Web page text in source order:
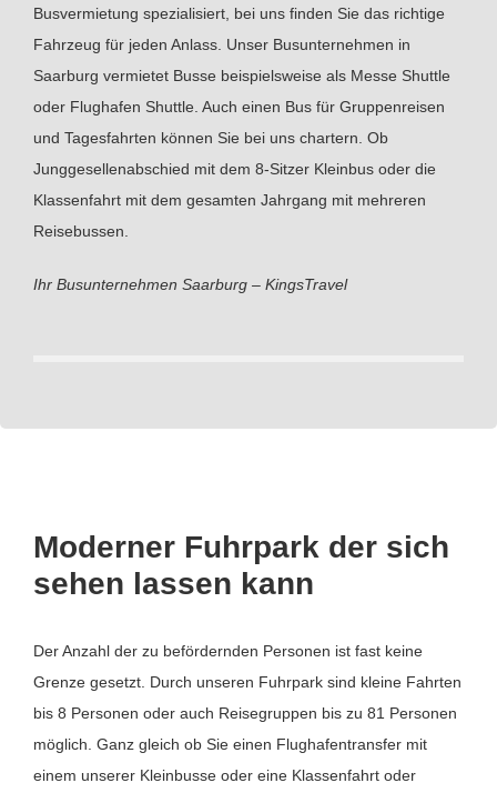
Busvermietung spezialisiert, bei uns finden Sie das richtige
Fahrzeug für jeden Anlass. Unser Busunternehmen in
Saarburg vermietet Busse beispielsweise als Messe Shuttle
oder Flughafen Shuttle. Auch einen Bus für Gruppenreisen
und Tagesfahrten können Sie bei uns chartern. Ob
Junggesellenabschied mit dem 8-Sitzer Kleinbus oder die
Klassenfahrt mit dem gesamten Jahrgang mit mehreren
Reisebussen.
Ihr Busunternehmen Saarburg – KingsTravel
Moderner Fuhrpark der sich
sehen lassen kann
Der Anzahl der zu befördernden Personen ist fast keine
Grenze gesetzt. Durch unseren Fuhrpark sind kleine Fahrten
bis 8 Personen oder auch Reisegruppen bis zu 81 Personen
möglich. Ganz gleich ob Sie einen Flughafentransfer mit
einem unserer Kleinbusse oder eine Klassenfahrt oder